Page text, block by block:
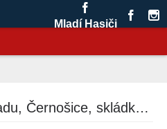
Mladí Hasiči
Dozor při pálení odpadu, Černošice, skládka "U dubu"